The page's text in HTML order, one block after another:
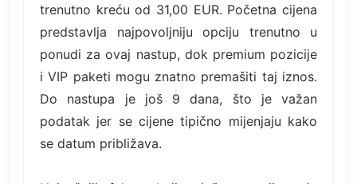
trenutno kreću od 31,00 EUR. Početna cijena
predstavlja najpovoljniju opciju trenutno u
ponudi za ovaj nastup, dok premium pozicije
i VIP paketi mogu znatno premašiti taj iznos.
Do nastupa je još 9 dana, što je važan
podatak jer se cijene tipično mijenjaju kako
se datum približava.